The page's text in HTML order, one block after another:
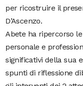
per ricostruire il
D’Ascenzo.
Abete ha ripercorso
personale e
significativi della sua
spunti di riflessione